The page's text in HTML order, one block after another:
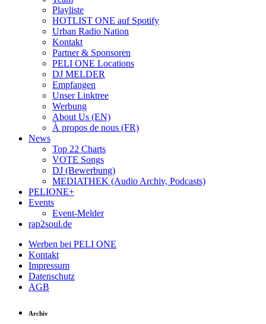
Playliste
HOTLIST ONE auf Spotify
Urban Radio Nation
Kontakt
Partner & Sponsoren
PELI ONE Locations
DJ MELDER
Empfangen
Unser Linktree
Werbung
About Us (EN)
À propos de nous (FR)
News
Top 22 Charts
VOTE Songs
DJ (Bewerbung)
MEDIATHEK (Audio Archiv, Podcasts)
PELIONE+
Events
Event-Melder
rap2soul.de
Werben bei PELI ONE
Kontakt
Impressum
Datenschutz
AGB
Archiv